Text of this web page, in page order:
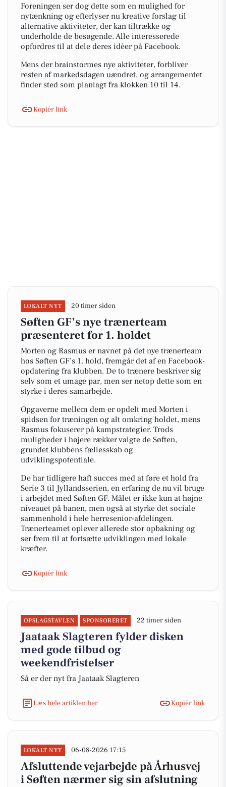
Foreningen ser dog dette som en mulighed for
nytænkning og efterlyser nu kreative forslag til
alternative aktiviteter, der kan tiltrække og
underholde de besøgende. Alle interesserede
opfordres til at dele deres idéer på Facebook.
Mens der brainstormes nye aktiviteter, forbliver
resten af markedsdagen uændret, og arrangementet
finder sted som planlagt fra klokken 10 til 14.
Kopiér link
LOKALT NYT 20 timer siden
Søften GF’s nye trænerteam
præsenteret for 1. holdet
Morten og Rasmus er navnet på det nye trænerteam
hos Søften GF’s 1. hold, fremgår det af en Facebook-
opdatering fra klubben. De to trænere beskriver sig
selv som et umage par, men ser netop dette som en
styrke i deres samarbejde.
Opgaverne mellem dem er opdelt med Morten i
spidsen for træningen og alt omkring holdet, mens
Rasmus fokuserer på kampstrategier. Trods
muligheder i højere rækker valgte de Søften,
grundet klubbens fællesskab og
udviklingspotentiale.
De har tidligere haft succes med at føre et hold fra
Serie 3 til Jyllandsserien, en erfaring de nu vil bruge
i arbejdet med Søften GF. Målet er ikke kun at højne
niveauet på banen, men også at styrke det sociale
sammenhold i hele herresenior-afdelingen.
Trænerteamet oplever allerede stor opbakning og
ser frem til at fortsætte udviklingen med lokale
kræfter.
Kopiér link
OPSLAGSTAVLEN SPONSORERET 22 timer siden
Jaataak Slagteren fylder disken
med gode tilbud og
weekendfristelser
Så er der nyt fra Jaataak Slagteren
Læs hele artiklen her Kopiér link
LOKALT NYT 06-08-2026 17:15
Afsluttende vejarbejde på Århusvej
i Søften nærmer sig sin afslutning